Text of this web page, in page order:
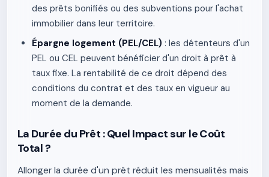
des prêts bonifiés ou des subventions pour l'achat
immobilier dans leur territoire.
Épargne logement (PEL/CEL) : les détenteurs d'un
PEL ou CEL peuvent bénéficier d'un droit à prêt à
taux fixe. La rentabilité de ce droit dépend des
conditions du contrat et des taux en vigueur au
moment de la demande.
La Durée du Prêt : Quel Impact sur le Coût
Total ?
Allonger la durée d'un prêt réduit les mensualités mais